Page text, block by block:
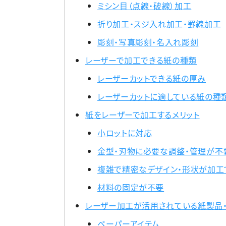
ミシン目（点線・破線）加工
折り加工・スジ入れ加工・罫線加工
彫刻・写真彫刻・名入れ彫刻
レーザーで加工できる紙の種類
レーザーカットできる紙の厚み
レーザーカットに適している紙の種
紙をレーザーで加工するメリット
小ロットに対応
金型・刃物に必要な調整・管理が不
複雑で精密なデザイン・形状が加工
材料の固定が不要
レーザー加工が活用されている紙製品
ペーパーアイテム